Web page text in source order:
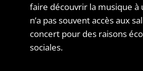
faire découvrir la musique à
n’a pas souvent accès aux
concert pour des raisons
sociales.